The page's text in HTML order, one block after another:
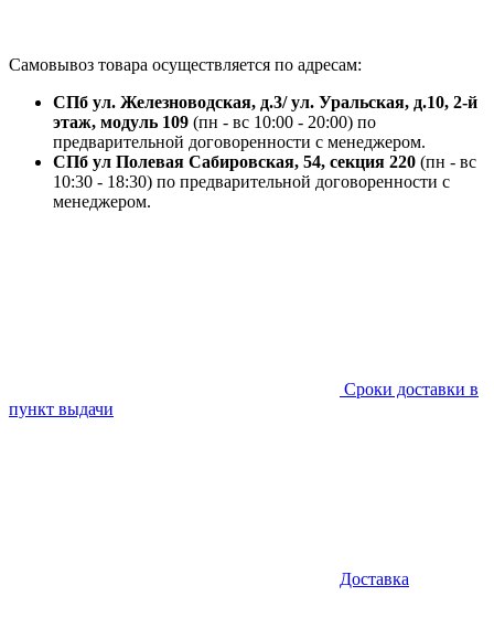
Самовывоз товара осуществляется по адресам:
СПб ул. Железноводская, д.3/ ул. Уральская, д.10, 2-й
этаж, модуль 109 (пн - вс 10:00 - 20:00) по
предварительной договоренности с менеджером.
СПб ул Полевая Сабировская, 54, секция 220 (пн - вс
10:30 - 18:30) по предварительной договоренности с
менеджером.
Сроки доставки в
пункт выдачи
Доставка